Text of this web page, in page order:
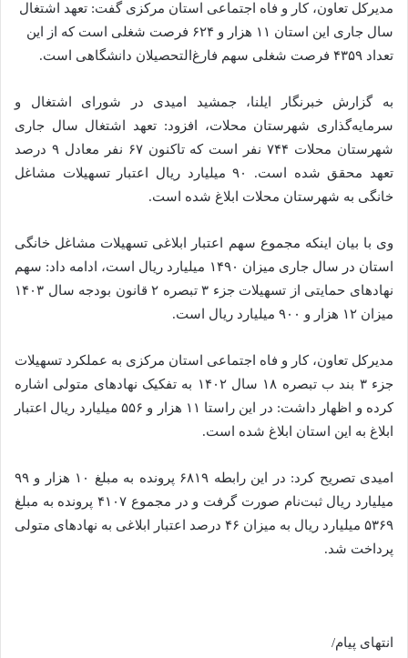
مدیرکل تعاون، کار و فاه اجتماعی استان مرکزی گفت: تعهد اشتغال
سال جاری این استان ۱۱ هزار و ۶۲۴ فرصت شغلی است که از این
تعداد ۴۳۵۹ فرصت شغلی سهم فارغ‌التحصیلان دانشگاهی است.
به گزارش خبرنگار ایلنا، جمشید امیدی در شورای اشتغال و
سرمایه‌گذاری شهرستان محلات، افزود: تعهد اشتغال سال جاری
شهرستان محلات ۷۴۴ نفر است که تاکنون ۶۷ نفر معادل ۹ درصد
تعهد محقق شده است. ۹۰ میلیارد ریال اعتبار تسهیلات مشاغل
خانگی به شهرستان محلات ابلاغ شده است.
وی با بیان اینکه مجموع سهم اعتبار ابلاغی تسهیلات مشاغل خانگی
استان در سال جاری میزان ۱۴۹۰ میلیارد ریال است، ادامه داد: سهم
نهادهای حمایتی از تسهیلات جزء ۳ تبصره ۲ قانون بودجه سال ۱۴۰۳
میزان ۱۲ هزار و ۹۰۰ میلیارد ریال است.
مدیرکل تعاون، کار و فاه اجتماعی استان مرکزی به عملکرد تسهیلات
جزء ۳ بند ب تبصره ۱۸ سال ۱۴۰۲ به تفکیک نهادهای متولی اشاره
کرده و اظهار داشت: در این راستا ۱۱ هزار و ۵۵۶ میلیارد ریال اعتبار
ابلاغ به این استان ابلاغ شده است.
امیدی تصریح کرد: در این رابطه ۶۸۱۹ پرونده به مبلغ ۱۰ هزار و ۹۹
میلیارد ریال ثبت‌نام صورت گرفت و در مجموع ۴۱۰۷ پرونده به مبلغ
۵۳۶۹ میلیارد ریال به میزان ۴۶ درصد اعتبار ابلاغی به نهادهای متولی
پرداخت شد.
انتهای پیام/